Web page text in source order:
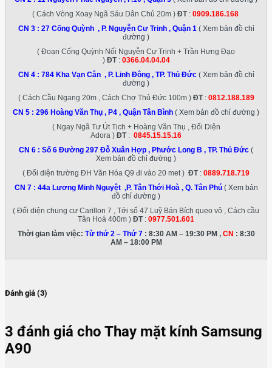
( Cách Vòng Xoay Ngã Sáu Dân Chủ 20m ) ĐT: 0909.186.168
CN 3 : 27 Cống Quỳnh , P. Nguyễn Cư Trinh , Quận 1 ( Xem bản đồ chỉ
đường )
( Đoạn Cống Quỳnh Nối Nguyễn Cư Trinh + Trần Hưng Đạo
) ĐT: 0366.04.04.04
CN 4 : 784 Kha Vạn Cân , P. Linh Đông , TP. Thủ Đức( Xem bản đồ chỉ
đường )
( Cách Cầu Ngang 20m , Cách Chợ Thủ Đức 100m ) ĐT: 0812.188.189
CN 5 : 296 Hoàng Văn Thụ , P4 , Quận Tân Bình ( Xem bản đồ chỉ đường )
( Ngay Ngã Tư Út Tịch + Hoàng Văn Thụ , Đối Diện
Adora ) ĐT: 0845.15.15.16
CN 6 : Số 6 Đường 297 Đỗ Xuân Hợp , Phước Long B , TP. Thủ Đức (
Xem bản đồ chỉ đường )
( Đối diện trường ĐH Văn Hóa Q9 đi vào 20 met ) ĐT: 0889.718.719
CN 7 : 44a Lương Minh Nguyệt ,P. Tân Thới Hoà , Q. Tân Phú ( Xem bản
đồ chỉ đường )
( Đối diện chung cư Carillon 7 , Tới số 47 Luỹ Bán Bích quẹo vô , Cách cầu
Tân Hoá 400m ) ĐT: 0977.501.601
Thời gian làm việc: Từ thứ 2 – Thứ 7: 8:30 AM – 19:30 PM , CN : 8:30
AM – 18:00 PM
Đánh giá (3)
3 đánh giá cho Thay mặt kính Samsung
A90